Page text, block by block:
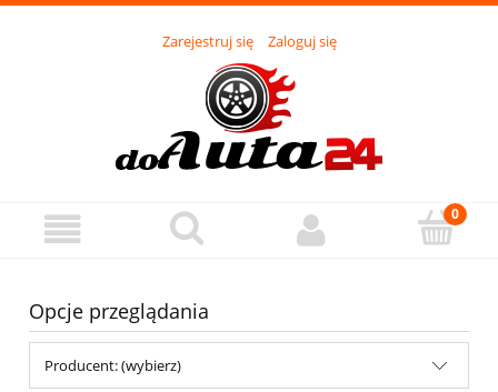
Zarejestruj się Zaloguj się
Opcje przeglądania
Producent: (wybierz)